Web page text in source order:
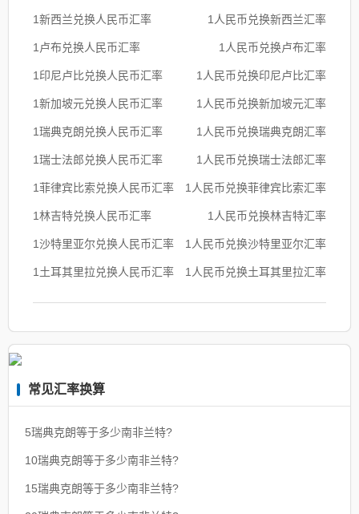
1新西兰兑换人民币汇率 1人民币兑换新西兰汇率
1卢布兑换人民币汇率 1人民币兑换卢布汇率
1印尼卢比兑换人民币汇率 1人民币兑换印尼卢比汇率
1新加坡元兑换人民币汇率 1人民币兑换新加坡元汇率
1瑞典克朗兑换人民币汇率 1人民币兑换瑞典克朗汇率
1瑞士法郎兑换人民币汇率 1人民币兑换瑞士法郎汇率
1菲律宾比索兑换人民币汇率 1人民币兑换菲律宾比索汇率
1林吉特兑换人民币汇率 1人民币兑换林吉特汇率
1沙特里亚尔兑换人民币汇率 1人民币兑换沙特里亚尔汇率
1土耳其里拉兑换人民币汇率 1人民币兑换土耳其里拉汇率
常见汇率换算
5瑞典克朗等于多少南非兰特?
10瑞典克朗等于多少南非兰特?
15瑞典克朗等于多少南非兰特?